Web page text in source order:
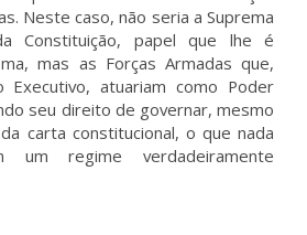
Neste caso, não seria a Suprema
Constituição, papel que lhe é
mas as Forças Armadas que,
atuariam como Poder
seu direito de governar, mesmo
carta constitucional, o que nada
regime verdadeiramente